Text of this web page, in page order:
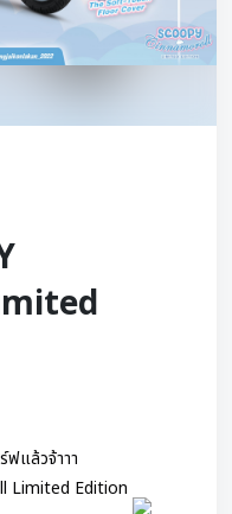
ฟแล้วจ้าาา
Limited Edition